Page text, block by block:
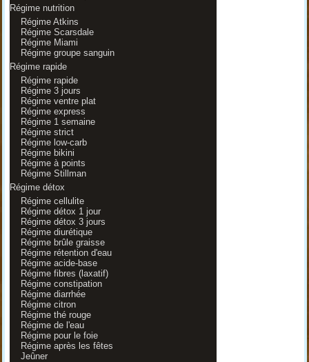
Régime nutrition
Régime Atkins
Régime Scarsdale
Régime Miami
Régime groupe sanguin
Régime rapide
Régime rapide
Régime 3 jours
Régime ventre plat
Régime express
Régime 1 semaine
Régime strict
Régime low-carb
Régime bikini
Régime à points
Régime Stillman
Régime détox
Régime cellulite
Régime détox 1 jour
Régime détox 3 jours
Régime diurétique
Régime brûle graisse
Régime rétention d'eau
Régime acide-base
Régime fibres (laxatif)
Régime constipation
Régime diarrhée
Régime citron
Régime thé rouge
Régime de l'eau
Régime pour le foie
Régime après les fêtes
Jeûner